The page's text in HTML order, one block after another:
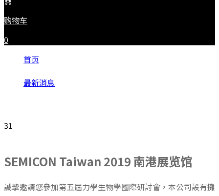
购物车
0
首页
最新消息
31
SEMICON Taiwan 2019 南港展览馆
誠摯邀請您參加第五屆力學生物學國際研討會，本公司設有攤